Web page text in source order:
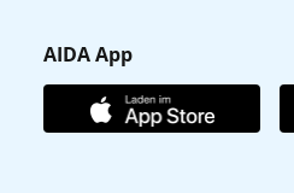
Affiliateprogramm
Gästefragebogen
AIDA Club
AIDA App
AIDA App